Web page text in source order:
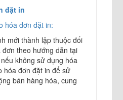
đặt in
hóa đơn đặt in:
mới thành lập thuộc đối
theo hướng dẫn tại
không sử dụng hóa
hóa đơn đặt in để sử
bán hàng hóa, cung